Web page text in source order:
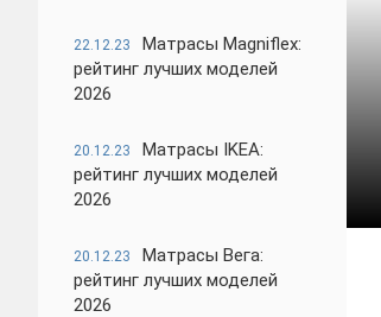
22.12.23
Матрасы Magniflex:
рейтинг лучших моделей
2026
20.12.23
Матрасы IKEA:
рейтинг лучших моделей
2026
20.12.23
Матрасы Вега:
рейтинг лучших моделей
2026